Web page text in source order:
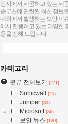
당사에서 제공하고 있는 제
솔루션에 관련된 최신 정보
내외에서 발생하는 보안 이
에서 진행하고 있는 다양한
용을 전해 드립니다.
카테고리
분류 전체보기 (271)
Sonicwall (25)
Juniper (30)
Microsoft (36)
보안 뉴스 (120)